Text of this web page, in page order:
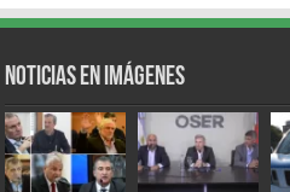
Noticias en Imágenes